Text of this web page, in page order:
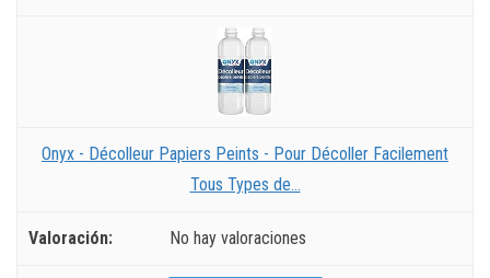
Onyx - Décolleur Papiers Peints - Pour Décoller Facilement
Tous Types de...
No hay valoraciones